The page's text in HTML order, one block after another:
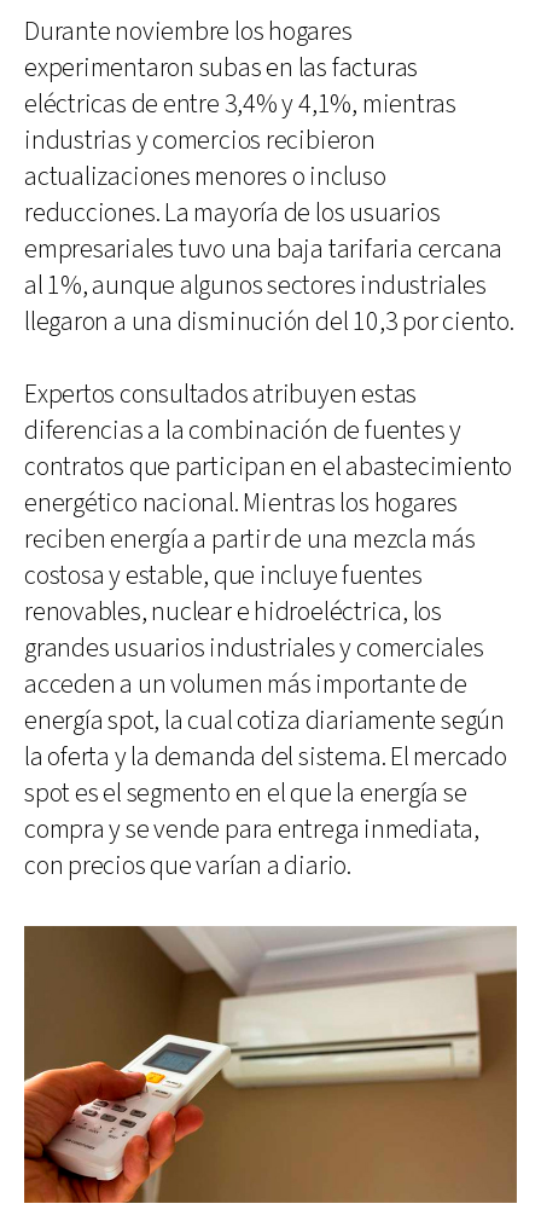
Durante noviembre los hogares
experimentaron subas en las facturas
eléctricas de entre 3,4% y 4,1%, mientras
industrias y comercios recibieron
actualizaciones menores o incluso
reducciones. La mayoría de los usuarios
empresariales tuvo una baja tarifaria cercana
al 1%, aunque algunos sectores industriales
llegaron a una disminución del 10,3 por ciento.
Expertos consultados atribuyen estas
diferencias a la combinación de fuentes y
contratos que participan en el abastecimiento
energético nacional. Mientras los hogares
reciben energía a partir de una mezcla más
costosa y estable, que incluye fuentes
renovables, nuclear e hidroeléctrica, los
grandes usuarios industriales y comerciales
acceden a un volumen más importante de
energía spot, la cual cotiza diariamente según
la oferta y la demanda del sistema. El mercado
spot es el segmento en el que la energía se
compra y se vende para entrega inmediata,
con precios que varían a diario.